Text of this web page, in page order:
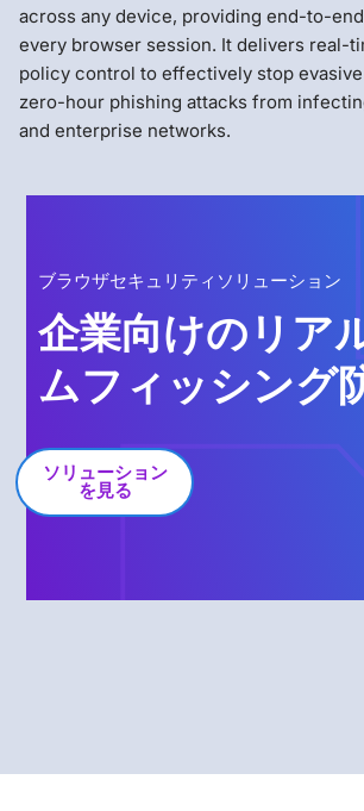
across any device, providing end-to-
every browser session. It delivers real-
policy control to effectively stop evasive
zero-hour phishing attacks from
and enterprise networks.
ブラウザセキュリティソリューション
企業向けのリア
ムフィッシング
ソリューション
を見る